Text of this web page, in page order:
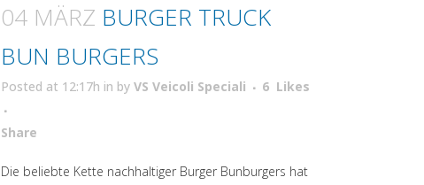
04 MÄRZ BURGER TRUCK
BUN BURGERS
Posted at 12:17h in by VS Veicoli Speciali 6 Likes
ShareAttiva comando
Die beliebte Kette nachhaltiger Burger Bunburgers hat